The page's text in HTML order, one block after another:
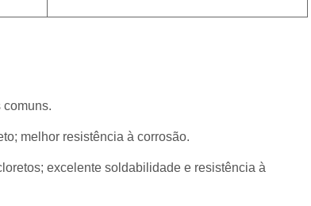
comuns.
melhor resistência à corrosão.
excelente soldabilidade e resistência à